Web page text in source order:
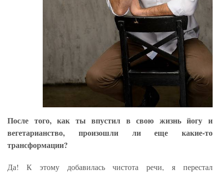
После того, как ты впустил в свою жизнь йогу и
вегетарианство, произошли ли еще какие-то
трансформации?
Да! К этому добавилась чистота речи, я перестал